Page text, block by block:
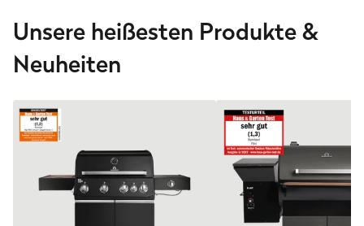
Unsere heißesten Produkte &
Neuheiten